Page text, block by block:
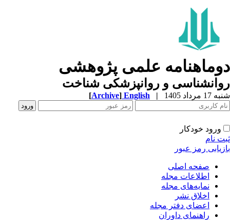
علمی پژوهشی
و روانپزشکی شناخت
مرداد 1405 |
English
[Archive]
ورود خودکار
نام
رمز عبور
صفحه اصلی
اطلاعات مجله
نمایه‌های مجله
اخلاق نشر
اعضای دفتر مجله
راهنمای داوران